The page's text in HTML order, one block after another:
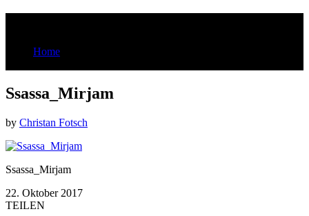
Home
Ssassa_Mirjam
by Christan Fotsch
Ssassa_Mirjam
22. Oktober 2017
TEILEN